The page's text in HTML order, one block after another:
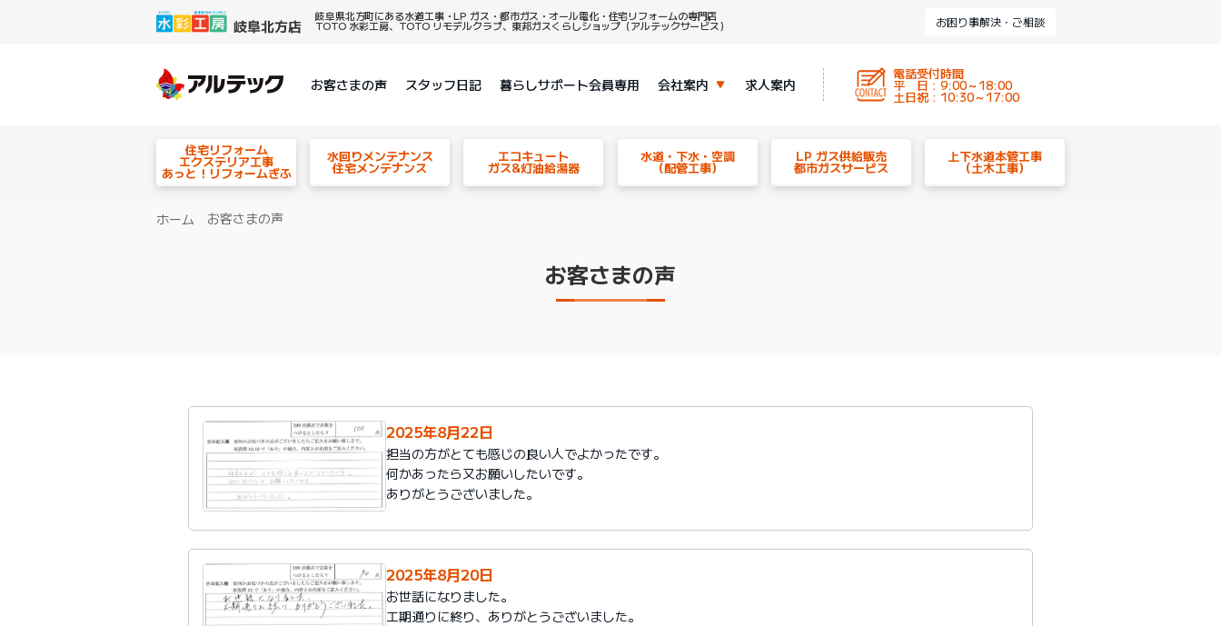
岐阜県北方町にある水道工事・LP ガス・都市ガス・オール電化・住宅リフォームの専門店
TOTO 水彩工房、TOTO リモデルクラブ、東邦ガスくらしショップ（アルテックサービス） お困り事解決・ご相談
お客さまの声 スタッフ日記 暮らしサポート会員専用 会社案内 求人案内
電話受付時間
平 日 : 9:00～18:00
土日祝 : 10:30～17:00
住宅リフォーム
エクステリア工事
あっと！リフォームぎふ
水回りメンテナンス
住宅メンテナンス
エコキュート
ガス&灯油給湯器
水道・下水・空調
（配管工事）
LP ガス供給販売
都市ガスサービス
上下水道本管工事
（土木工事）
ホーム お客さまの声
お客さまの声
2025年8月22日
担当の方がとても感じの良い人でよかったです。
何かあったら又お願いしたいです。
ありがとうございました。
2025年8月20日
お世話になりました。
工期通りに終り、ありがとうございました。